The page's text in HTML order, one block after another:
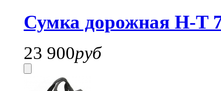
Сумка дорожная H-T
23 900руб